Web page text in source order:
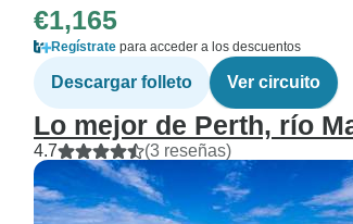
€1,165
Regístrate para acceder a los descuentos
Descargar folleto Ver circuito
Lo mejor de Perth, río
4.7 (3 reseñas)